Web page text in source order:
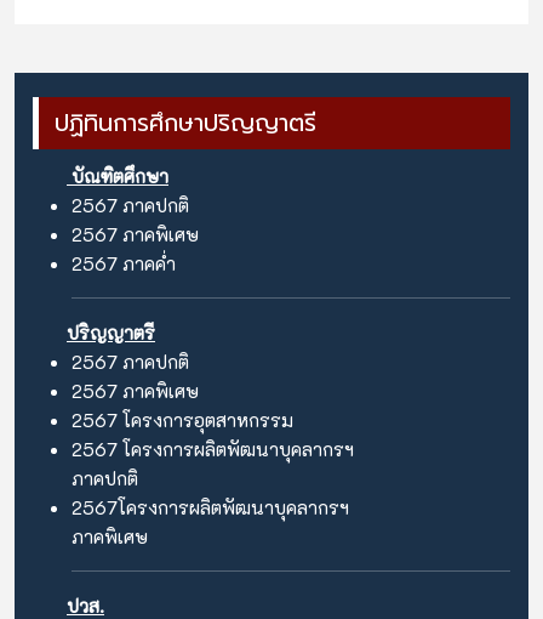
ปฏิทินการศึกษาปริญญาตรี
บัณฑิตศึกษา
2567 ภาคปกติ
2567 ภาคพิเศษ
2567 ภาคค่ำ
ปริญญาตรี
2567 ภาคปกติ
2567 ภาคพิเศษ
2567 โครงการอุตสาหกรรม
2567 โครงการผลิตพัฒนาบุคลากรฯ
ภาคปกติ
2567โครงการผลิตพัฒนาบุคลากรฯ
ภาคพิเศษ
ปวส.